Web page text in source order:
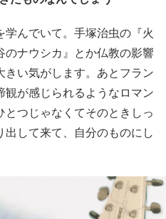
んでいて。手塚治虫の『火
ナウシカ』とか仏教の影響
い気がします。あとフラン
が感じられるようなロマン
つじゃなくてそのときしっ
出して来て、自分のものにし